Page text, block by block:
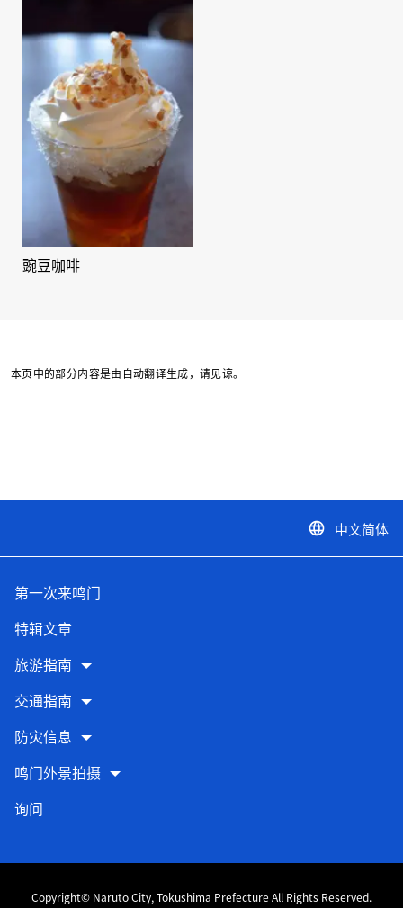
豌豆咖啡
本页中的部分内容是由自动翻译生成，请见谅。
language 中文简体
第一次来鸣门
特辑文章
旅游指南
交通指南
防灾信息
鸣门外景拍摄
询问
Copyright© Naruto City, Tokushima Prefecture All Rights Reserved.